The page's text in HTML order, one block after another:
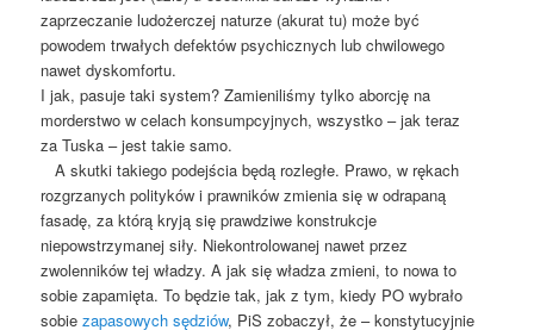
zaprzeczanie ludożerczej naturze (akurat tu) może być
powodem trwałych defektów psychicznych lub chwilowego
nawet dyskomfortu.
I jak, pasuje taki system? Zamieniliśmy tylko aborcję na
morderstwo w celach konsumpcyjnych, wszystko – jak teraz
za Tuska – jest takie samo.
A skutki takiego podejścia będą rozległe. Prawo, w rękach
rozgrzanych polityków i prawników zmienia się w odrapaną
fasadę, za którą kryją się prawdziwe konstrukcje
niepowstrzymanej siły. Niekontrolowanej nawet przez
zwolenników tej władzy. A jak się władza zmieni, to nowa to
sobie zapamięta. To będzie tak, jak z tym, kiedy PO wybrało
sobiezapasowych sędziów, PiS zobaczył, że – konstytucyjnie